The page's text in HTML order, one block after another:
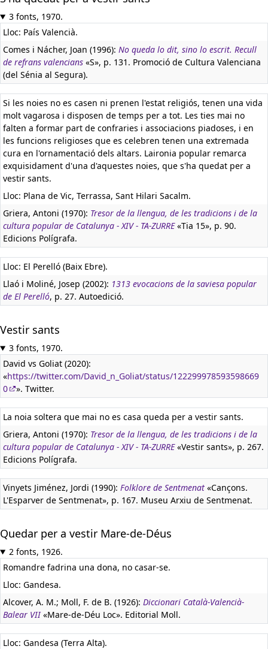
3 fonts, 1970.
Lloc: País Valencià.
Comes i Nácher, Joan (1996): No queda lo dit, sino lo escrit. Recull
de refrans valencians «S», p. 131. Promoció de Cultura Valenciana
(del Sénia al Segura).
Si les noies no es casen ni prenen l'estat religiós, tenen una vida
molt vagarosa i disposen de temps per a tot. Les ties mai no
falten a formar part de confraries i associacions piadoses, i en
les funcions religioses que es celebren tenen una extremada
cura en l'ornamentació dels altars. Laironia popular remarca
exquisidament d'una d'aquestes noies, que s'ha quedat per a
vestir sants.
Lloc: Plana de Vic, Terrassa, Sant Hilari Sacalm.
Griera, Antoni (1970): Tresor de la llengua, de les tradicions i de la
cultura popular de Catalunya - XIV - TA-ZURRE«Tia 15», p. 90.
Edicions Polígrafa.
Lloc: El Perelló (Baix Ebre).
Llaó i Moliné, Josep (2002): 1313 evocacions de la saviesa popular
de El Perelló, p. 27. Autoedició.
Vestir sants
3 fonts, 1970.
David vs Goliat (2020):
«https://twitter.com/David_n_Goliat/status/122299978593598669
0
». Twitter.
La noia soltera que mai no es casa queda per a vestir sants.
Griera, Antoni (1970): Tresor de la llengua, de les tradicions i de la
cultura popular de Catalunya - XIV - TA-ZURRE«Vestir sants», p. 267.
Edicions Polígrafa.
Vinyets Jiménez, Jordi (1990): Folklore de Sentmenat «Cançons.
L'Esparver de Sentmenat», p. 167. Museu Arxiu de Sentmenat.
Quedar per a vestir Mare-de-Déus
2 fonts, 1926.
Romandre fadrina una dona, no casar-se.
Lloc: Gandesa.
Alcover, A. M.; Moll, F. de B. (1926): Diccionari Català-Valencià-
Balear VII«Mare-de-Déu Loc». Editorial Moll.
Lloc: Gandesa (Terra Alta).